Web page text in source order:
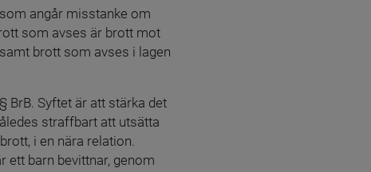
angår misstanke om
som avses är brott mot
brott som avses i lagen
BrB. Syftet är att stärka det
straffbart att utsätta
i en nära relation.
ett barn bevittnar, genom